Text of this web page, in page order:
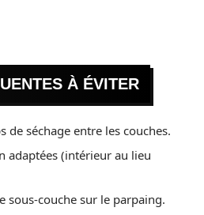
À ÉVITER
de séchage entre les couches.
adaptées (intérieur au lieu
sous-couche sur le parpaing.